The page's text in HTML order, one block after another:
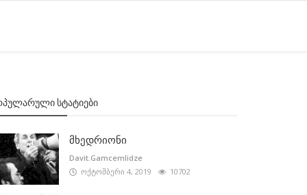
ᲡᲢᲐᲢᲘᲔᲑᲘ
მხედრიონი
Davit.Gamcemlidze
ოქტომბერი 4, 2019
10702